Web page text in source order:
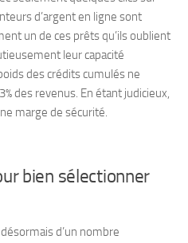
d’argent en ligne sont
un de ces prêts qu’ils oublient
leur capacité
des crédits cumulés ne
des revenus. En étant judicieux,
marge de sécurité.
bien sélectionner
d’un nombre